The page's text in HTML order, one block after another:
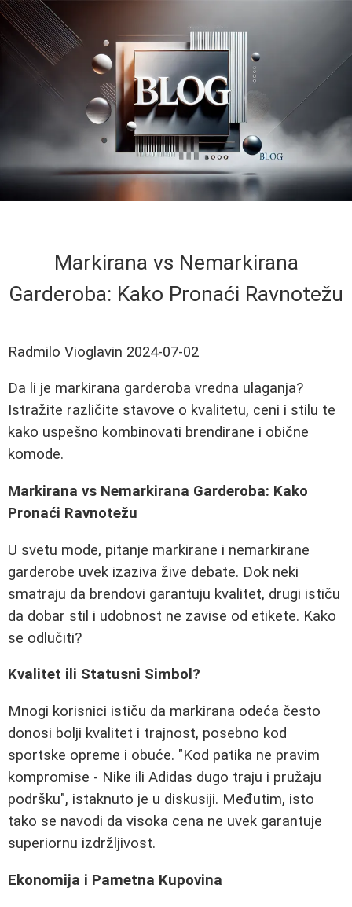
Markirana vs Nemarkirana
Garderoba: Kako Pronaći Ravnotežu
Radmilo Vioglavin 2024-07-02
Da li je markirana garderoba vredna ulaganja?
Istražite različite stavove o kvalitetu, ceni i stilu te
kako uspešno kombinovati brendirane i obične
komode.
Markirana vs Nemarkirana Garderoba: Kako
Pronaći Ravnotežu
U svetu mode, pitanje markirane i nemarkirane
garderobe uvek izaziva žive debate. Dok neki
smatraju da brendovi garantuju kvalitet, drugi ističu
da dobar stil i udobnost ne zavise od etikete. Kako
se odlučiti?
Kvalitet ili Statusni Simbol?
Mnogi korisnici ističu da markirana odeća često
donosi bolji kvalitet i trajnost, posebno kod
sportske opreme i obuće. "Kod patika ne pravim
kompromise - Nike ili Adidas dugo traju i pružaju
podršku", istaknuto je u diskusiji. Međutim, isto
tako se navodi da visoka cena ne uvek garantuje
superiornu izdržljivost.
Ekonomija i Pametna Kupovina